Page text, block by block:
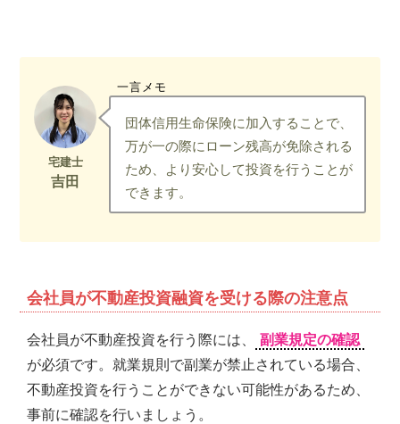
一言メモ
団体信用生命保険に加入することで、
万が一の際にローン残高が免除される
ため、より安心して投資を行うことが
できます。
会社員が不動産投資融資を受ける際の注意点
会社員が不動産投資を行う際には、
副業規定の確認
が必須です。就業規則で副業が禁止されている場合、
不動産投資を行うことができない可能性があるため、
事前に確認を行いましょう。